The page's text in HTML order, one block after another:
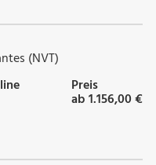
(NVT)
Preis
ab 1.156,00 €